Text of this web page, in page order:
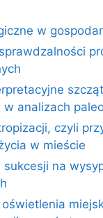
w
analizach
czyli
w mieście
na
oświetlenia